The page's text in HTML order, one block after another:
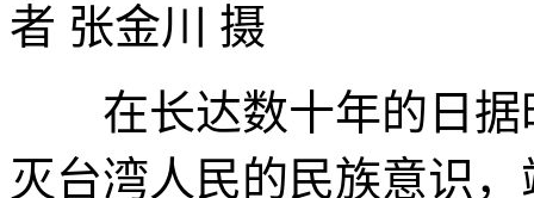
者 张金川 摄
在长达数十年的日据
灭台湾人民的民族意识